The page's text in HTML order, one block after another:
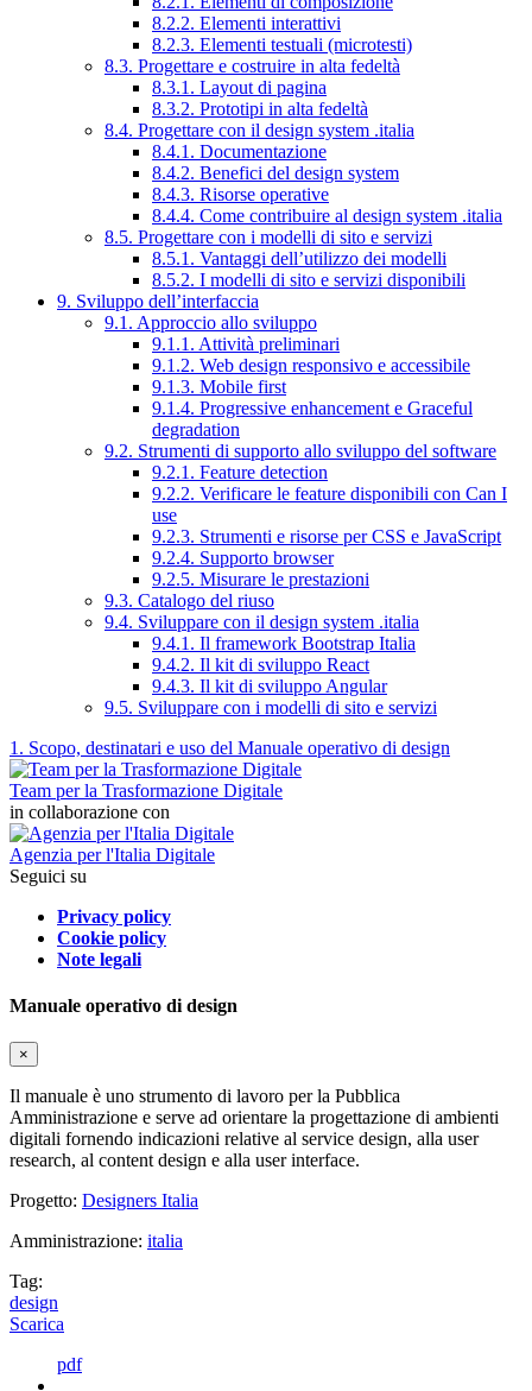
8.2.2. Elementi interattivi
8.2.3. Elementi testuali (microtesti)
8.3. Progettare e costruire in alta fedeltà
8.3.1. Layout di pagina
8.3.2. Prototipi in alta fedeltà
8.4. Progettare con il design system .italia
8.4.1. Documentazione
8.4.2. Benefici del design system
8.4.3. Risorse operative
8.4.4. Come contribuire al design system .italia
8.5. Progettare con i modelli di sito e servizi
8.5.1. Vantaggi dell’utilizzo dei modelli
8.5.2. I modelli di sito e servizi disponibili
9. Sviluppo dell’interfaccia
9.1. Approccio allo sviluppo
9.1.1. Attività preliminari
9.1.2. Web design responsivo e accessibile
9.1.3. Mobile first
9.1.4. Progressive enhancement e Graceful
degradation
9.2. Strumenti di supporto allo sviluppo del software
9.2.1. Feature detection
9.2.2. Verificare le feature disponibili con Can I
use
9.2.3. Strumenti e risorse per CSS e JavaScript
9.2.4. Supporto browser
9.2.5. Misurare le prestazioni
9.3. Catalogo del riuso
9.4. Sviluppare con il design system .italia
9.4.1. Il framework Bootstrap Italia
9.4.2. Il kit di sviluppo React
9.4.3. Il kit di sviluppo Angular
9.5. Sviluppare con i modelli di sito e servizi
1. Scopo, destinatari e uso del Manuale operativo di design
Team per la Trasformazione Digitale
in collaborazione con
Agenzia per l'Italia Digitale
Seguici su
Privacy policy
Cookie policy
Note legali
Manuale operativo di design
×
Il manuale è uno strumento di lavoro per la Pubblica
Amministrazione e serve ad orientare la progettazione di ambienti
digitali fornendo indicazioni relative al service design, alla user
research, al content design e alla user interface.
Progetto: Designers Italia
Amministrazione: italia
Tag:
design
Scarica
pdf